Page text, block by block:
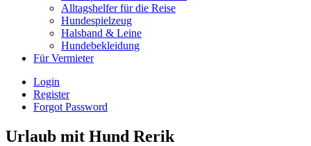
Alltagshelfer für die Reise
Hundespielzeug
Halsband & Leine
Hundebekleidung
Für Vermieter
Login
Register
Forgot Password
Urlaub mit Hund Rerik